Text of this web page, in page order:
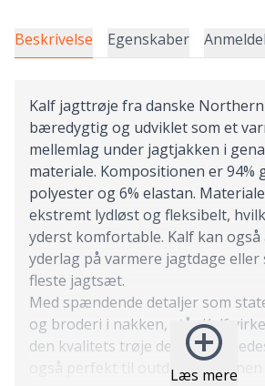
Beskrivelse Egenskaber
Læs mere
Kalf jagttrøje fra danske
bæredygtig og udviklet som et
mellemlag under jagtjakken i
materiale. Kompositionen er 94%
polyester og 6% elastan.
ekstremt lydløst og fleksibelt,
yderst komfortable. Kalf kan også
yderlag på varmere jagtdage eller
fleste jagtsæt.
Med spændende detaljer som
og broderi i nakken, står Kalf
den kvalitets trøje den er.
også perfekt til outdoor verdenen